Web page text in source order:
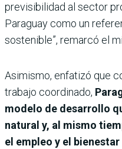
previsibilidad al sector
Paraguay como un
sostenible”, remarcó el
Asimismo, enfatizó que
trabajo coordinado,
modelo de desarrollo
natural y, al mismo
el empleo y el